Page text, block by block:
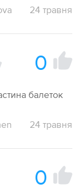
24 травня
0
балеток
24 травня
0